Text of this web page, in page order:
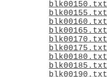
blk00150.txt
blk00155.txt
blk00160.txt
blk00165.txt
blk00170.txt
blk00175.txt
blk00180.txt
blk00185.txt
blk00190.txt